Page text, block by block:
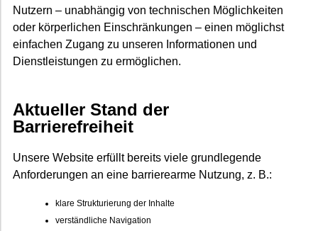
Nutzern – unabhängig von technischen Möglichkeiten
oder körperlichen Einschränkungen – einen möglichst
einfachen Zugang zu unseren Informationen und
Dienstleistungen zu ermöglichen.
Aktueller Stand der
Barrierefreiheit
Unsere Website erfüllt bereits viele grundlegende
Anforderungen an eine barrierearme Nutzung, z. B.:
klare Strukturierung der Inhalte
verständliche Navigation